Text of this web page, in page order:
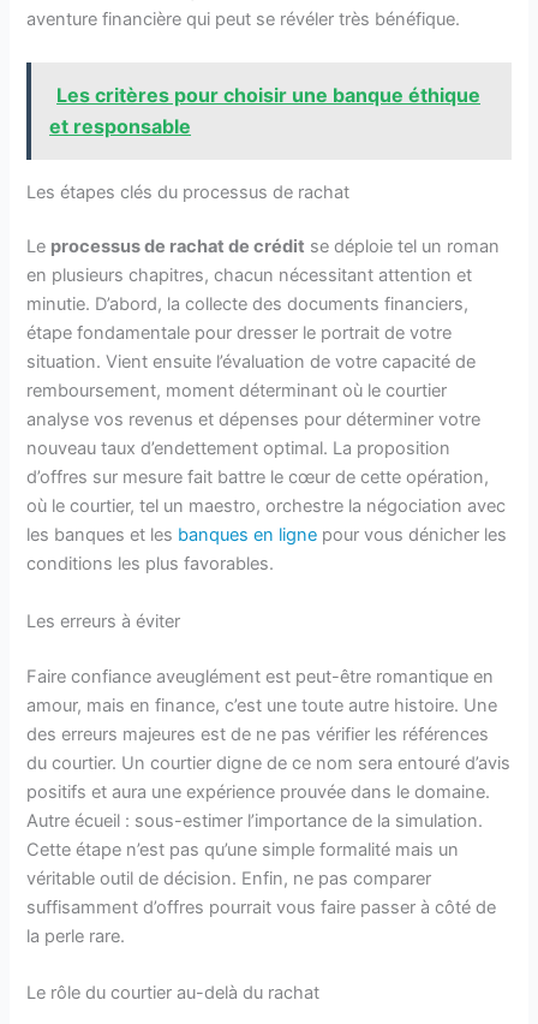
aventure financière qui peut se révéler très bénéfique.
Les critères pour choisir une banque éthique
et responsable
Les étapes clés du processus de rachat
Le processus de rachat de crédit se déploie tel un roman
en plusieurs chapitres, chacun nécessitant attention et
minutie. D’abord, la collecte des documents financiers,
étape fondamentale pour dresser le portrait de votre
situation. Vient ensuite l’évaluation de votre capacité de
remboursement, moment déterminant où le courtier
analyse vos revenus et dépenses pour déterminer votre
nouveau taux d’endettement optimal. La proposition
d’offres sur mesure fait battre le cœur de cette opération,
où le courtier, tel un maestro, orchestre la négociation avec
les banques et les banques en ligne pour vous dénicher les
conditions les plus favorables.
Les erreurs à éviter
Faire confiance aveuglément est peut-être romantique en
amour, mais en finance, c’est une toute autre histoire. Une
des erreurs majeures est de ne pas vérifier les références
du courtier. Un courtier digne de ce nom sera entouré d’avis
positifs et aura une expérience prouvée dans le domaine.
Autre écueil : sous-estimer l’importance de la simulation.
Cette étape n’est pas qu’une simple formalité mais un
véritable outil de décision. Enfin, ne pas comparer
suffisamment d’offres pourrait vous faire passer à côté de
la perle rare.
Le rôle du courtier au-delà du rachat